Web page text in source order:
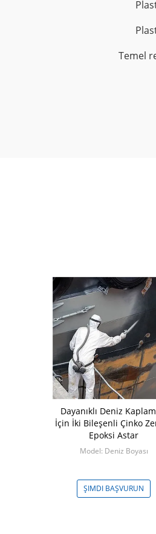
Temel
Dayanıklı Deniz
İçin İki Bileşenli Çinko
Epoksi Astar
Model: Deniz Boyası
ŞIMDI BAŞVURUN